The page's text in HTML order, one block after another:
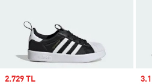
Sale price
2.729 TL